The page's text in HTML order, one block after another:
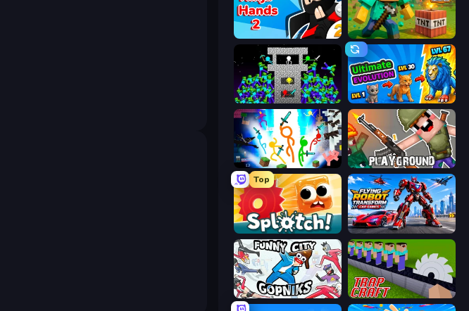
Ninja Hands 2 Voxel Playground: Ragdoll Noob
Stick Epic Fighter Ultimate Evolution
Stickman Epic Playground
Top
Splotch! Flying Robot Transform Car Games
Funny City: Gopniks Trap Craft